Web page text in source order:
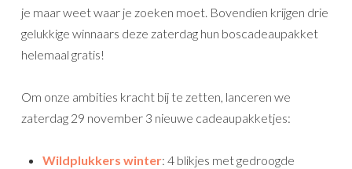
je maar weet waar je zoeken moet. Bovendien krijgen drie
gelukkige winnaars deze zaterdag hun boscadeaupakket
helemaal gratis!
Om onze ambities kracht bij te zetten, lanceren we
zaterdag 29 november 3 nieuwe cadeaupakketjes:
Wildplukkers winter: 4 blikjes met gedroogde